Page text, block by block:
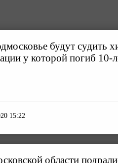
будут судить
у которой погиб 10-
15:22
области